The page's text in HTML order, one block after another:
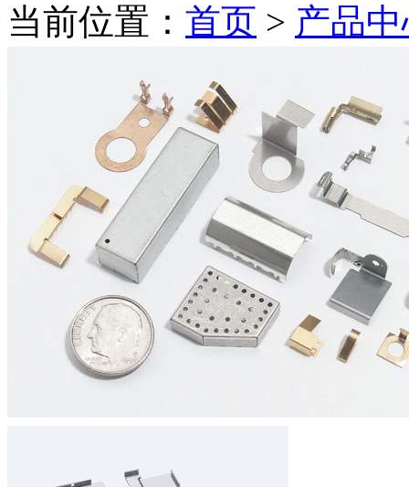
当前位置： 首页 > 产品